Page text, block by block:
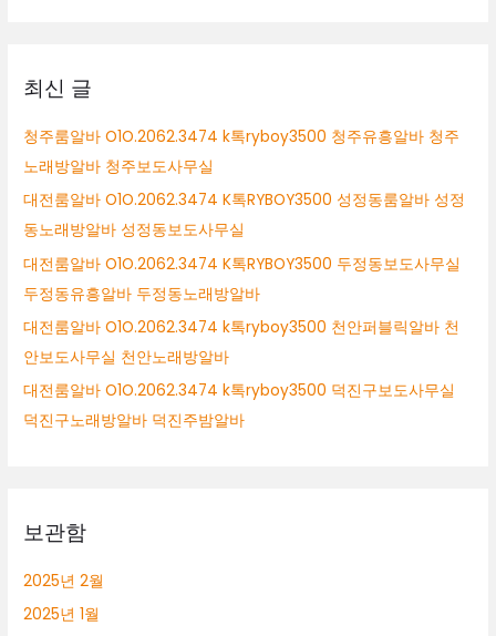
래
알
바
고
양
시
여
성
알
고
양
시
알
최신 글
청주룸알바 O1O.2062.3474 k톡ryboy3500 청주유흥알바 청주
노래방알바 청주보도사무실
대전룸알바 O1O.2062.3474 K톡RYBOY3500 성정동룸알바 성정
동노래방알바 성정동보도사무실
대전룸알바 O1O.2062.3474 K톡RYBOY3500 두정동보도사무실
두정동유흥알바 두정동노래방알바
대전룸알바 O1O.2062.3474 k톡ryboy3500 천안퍼블릭알바 천
안보도사무실 천안노래방알바
대전룸알바 O1O.2062.3474 k톡ryboy3500 덕진구보도사무실
덕진구노래방알바 덕진주밤알바
보관함
2025년 2월
2025년 1월